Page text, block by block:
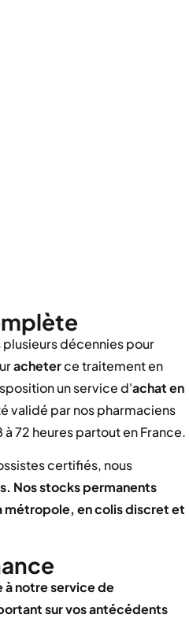
décennies pour
acheterce traitement en
un service d'achat en
validé par nos pharmaciens
72 heures partout en France.
certifiés, nous
Nos stocks permanents
métropole, en colis discret et
à notre service de
sur vos antécédents